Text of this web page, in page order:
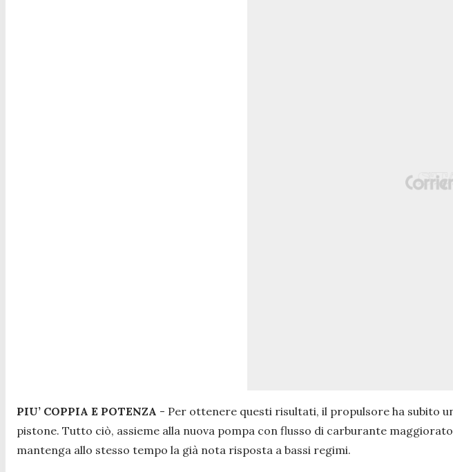
PIU’ COPPIA E POTENZA - Per ottenere questi risultati, il propulsore ha subito
pistone. Tutto ciò, assieme alla nuova pompa con flusso di carburante
mantenga allo stesso tempo la già nota risposta a bassi regimi.